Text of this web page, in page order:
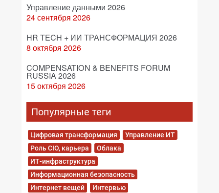
Управление данными 2026
24 сентября 2026
HR TECH + ИИ ТРАНСФОРМАЦИЯ 2026
8 октября 2026
COMPENSATION & BENEFITS FORUM
RUSSIA 2026
15 октября 2026
Популярные теги
Цифровая трансформация
Управление ИТ
Роль CIO, карьера
Облака
ИТ-инфраструктура
Информационная безопасность
Интернет вещей
Интервью